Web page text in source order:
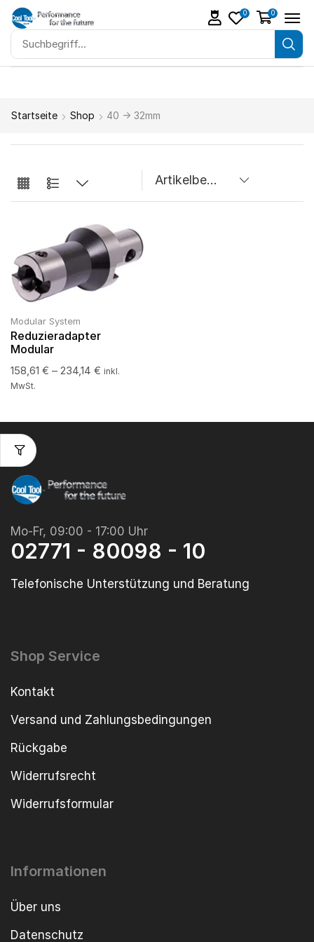
0 0
Startseite Shop 40 -> 32mm
Modular System
Reduzieradapter
Modular
158,61 € – 234,14 € inkl.
MwSt.
Mo-Fr, 09:00 - 17:00 Uhr
02771 - 80098 - 10
Telefonische Unterstützung und Beratung
Shop Service
Kontakt
Versand und Zahlungsbedingungen
Rückgabe
Widerrufsrecht
Widerrufsformular
Informationen
Über uns
Datenschutz